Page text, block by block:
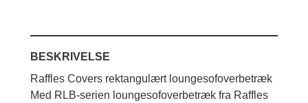
BESKRIVELSE
Raffles Covers rektangulært loungesofoverbetræk
Med RLB-serien loungesofoverbetræk fra Raffles